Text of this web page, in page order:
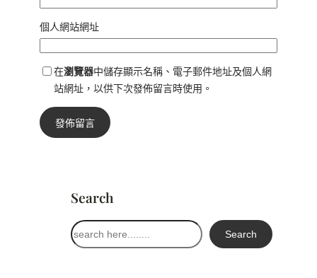
個人網站網址
在瀏覽器中儲存顯示名稱、電子郵件地址及個人網
站網址，以供下次發佈留言時使用。
Search
搜
尋
Search